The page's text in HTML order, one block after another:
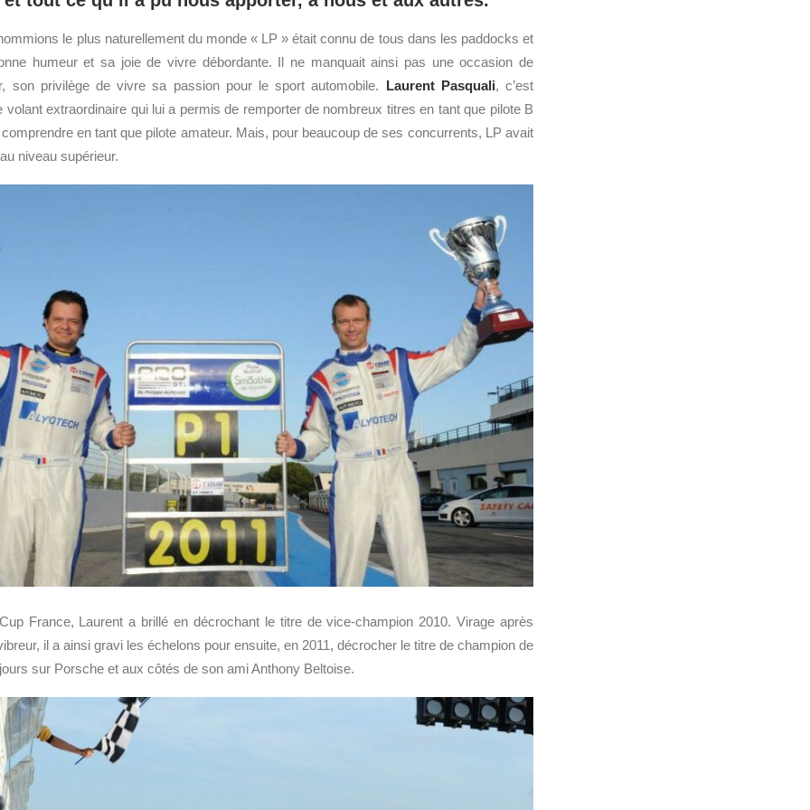
le plus naturellement du monde « LP » était connu de tous dans les paddocks et
humeur et sa joie de vivre débordante. Il ne manquait ainsi pas une occasion de
son privilège de vivre sa passion pour le sport automobile. Laurent Pasquali, c’est
volant extraordinaire qui lui a permis de remporter de nombreux titres en tant que pilote B
en tant que pilote amateur. Mais, pour beaucoup de ses concurrents, LP avait
niveau supérieur.
France, Laurent a brillé en décrochant le titre de vice-champion 2010. Virage après
il a ainsi gravi les échelons pour ensuite, en 2011, décrocher le titre de champion de
sur Porsche et aux côtés de son ami Anthony Beltoise.